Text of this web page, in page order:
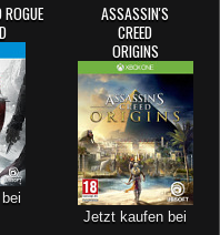
ASSASSIN'S
CREED
ORIGINS
Jetzt kaufen bei